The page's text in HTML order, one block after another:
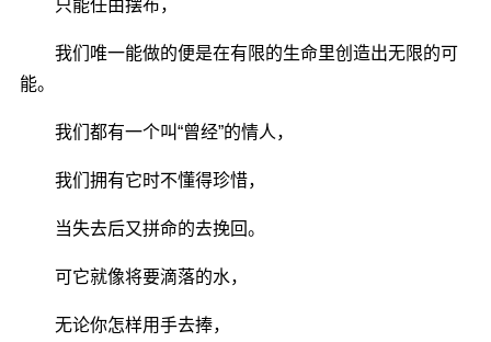
只能任由摆布，
我们唯一能做的便是在有限的生命里创造出无限的可
能。
我们都有一个叫“曾经”的情人，
我们拥有它时不懂得珍惜，
当失去后又拼命的去挽回。
可它就像将要滴落的水，
无论你怎样用手去捧，